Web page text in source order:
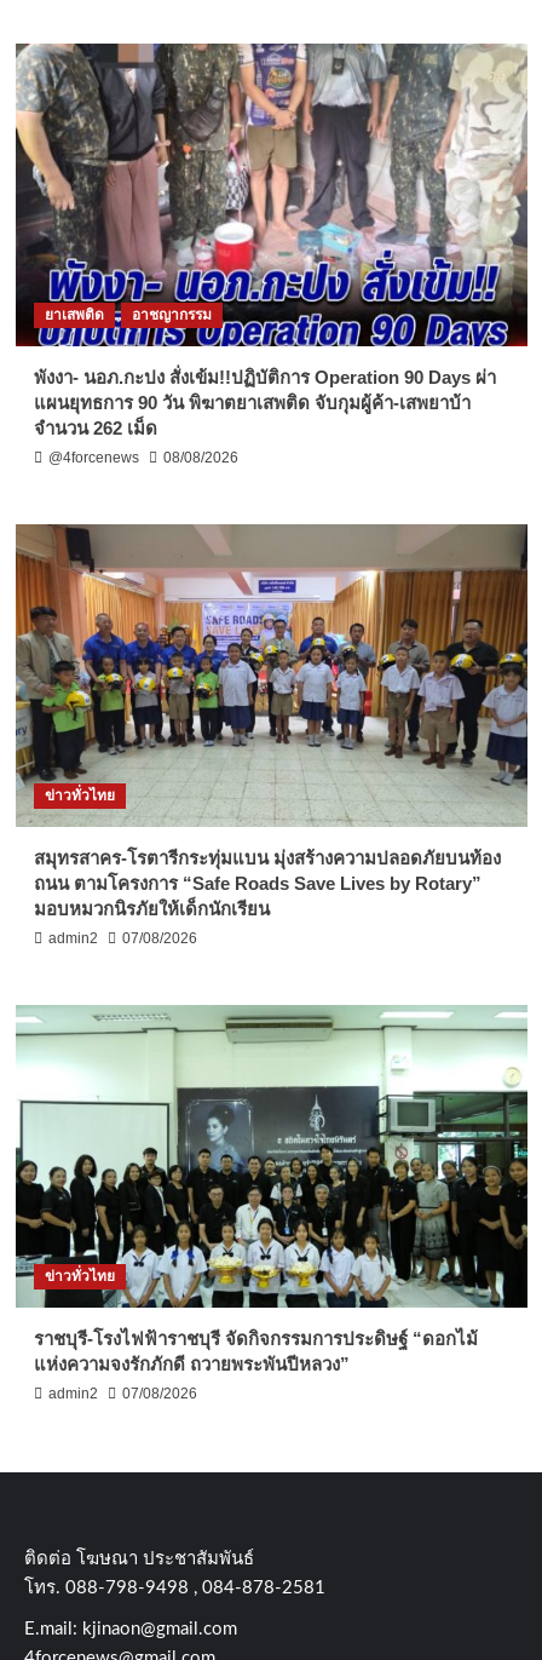
ยาเสพติด อาชญากรรม
พังงา- นอภ.กะปง สั่งเข้ม!!ปฏิบัติการ Operation 90 Days ผ่า
แผนยุทธการ 90 วัน พิฆาตยาเสพติด จับกุมผู้ค้า-เสพยาบ้า
จำนวน 262 เม็ด
@4forcenews 08/08/2026
ข่าวทั่วไทย
สมุทรสาคร-โรตารีกระทุ่มแบน มุ่งสร้างความปลอดภัยบนท้อง
ถนน ตามโครงการ “Safe Roads Save Lives by Rotary”
มอบหมวกนิรภัยให้เด็กนักเรียน
admin2 07/08/2026
ข่าวทั่วไทย
ราชบุรี-โรงไฟฟ้าราชบุรี จัดกิจกรรมการประดิษฐ์ “ดอกไม้
แห่งความจงรักภักดี ถวายพระพันปีหลวง”
admin2 07/08/2026
ติดต่อ​ โฆษณา​ ประชาสัมพันธ์
โทร​. 088-798-9498 , 084-878-2581
E.mail: kjinaon@gmail.com